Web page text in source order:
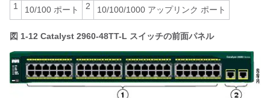
1 10/100 ポート 2 10/100/1000 アップリンク ポート
図 1-12 Catalyst 2960-48TT-L スイッチの前面パネル